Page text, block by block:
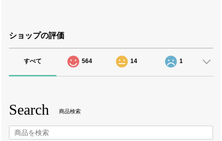
ショップの評価
すべて 564 14 1
Search 商品検索